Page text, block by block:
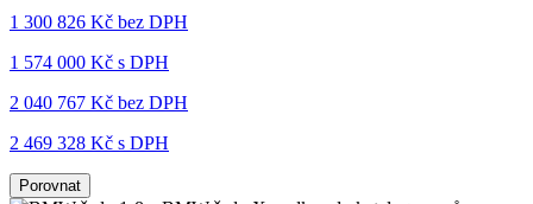
1 300 826 Kč bez DPH
1 574 000 Kč s DPH
2 040 767 Kč bez DPH
2 469 328 Kč s DPH
Porovnat